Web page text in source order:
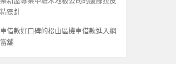
靈針
借款好口碑的松山區機車借款進入網
舖